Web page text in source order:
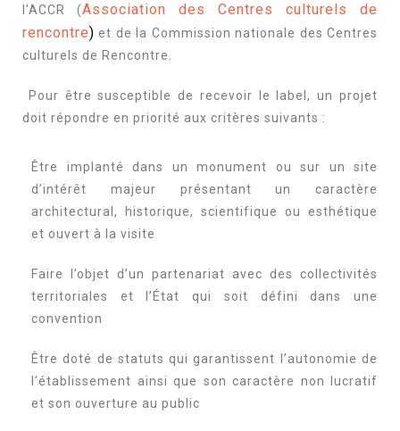
l’ACCR (Association des Centres culturels de
rencontre) et de la Commission nationale des Centres
culturels de Rencontre.
Pour être susceptible de recevoir le label, un projet
doit répondre en priorité aux critères suivants :
Être implanté dans un monument ou sur un site
d’intérêt majeur présentant un caractère
architectural, historique, scientifique ou esthétique
et ouvert à la visite
Faire l’objet d’un partenariat avec des collectivités
territoriales et l’État qui soit défini dans une
convention
Être doté de statuts qui garantissent l’autonomie de
l’établissement ainsi que son caractère non lucratif
et son ouverture au public